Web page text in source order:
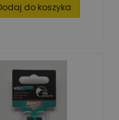
do koszyka